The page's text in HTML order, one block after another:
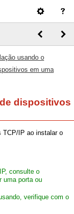
usando o
em uma
dispositivos
TCP/IP ao instalar o
consulte o
uma porta ou
verifique com o